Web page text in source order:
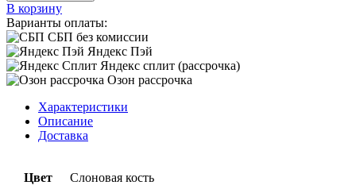
В корзину
Варианты оплаты:
СБП без комиссии
Яндекс Пэй
Яндекс сплит (рассрочка)
Озон рассрочка
Характеристики
Описание
Доставка
Цвет Слоновая кость